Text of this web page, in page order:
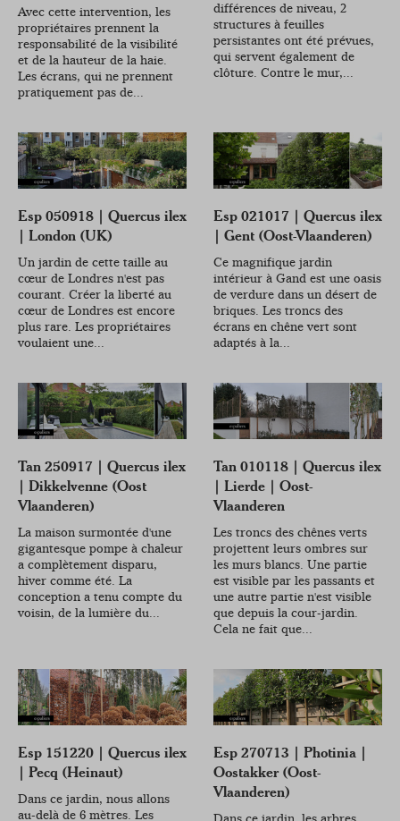
Avec cette intervention, les
propriétaires prennent la
responsabilité de la visibilité
et de la hauteur de la haie.
Les écrans, qui ne prennent
pratiquement pas de...
différences de niveau, 2
structures à feuilles
persistantes ont été prévues,
qui servent également de
clôture. Contre le mur,...
Esp 050918 | Quercus ilex
| London (UK)
Un jardin de cette taille au
cœur de Londres n'est pas
courant. Créer la liberté au
cœur de Londres est encore
plus rare. Les propriétaires
voulaient une...
Esp 021017 | Quercus ilex
| Gent (Oost-Vlaanderen)
Ce magnifique jardin
intérieur à Gand est une oasis
de verdure dans un désert de
briques. Les troncs des
écrans en chêne vert sont
adaptés à la...
Tan 250917 | Quercus ilex
| Dikkelvenne (Oost
Vlaanderen)
La maison surmontée d'une
gigantesque pompe à chaleur
a complètement disparu,
hiver comme été. La
conception a tenu compte du
voisin, de la lumière du...
Tan 010118 | Quercus ilex
| Lierde | Oost-
Vlaanderen
Les troncs des chênes verts
projettent leurs ombres sur
les murs blancs. Une partie
est visible par les passants et
une autre partie n'est visible
que depuis la cour-jardin.
Cela ne fait que...
Esp 151220 | Quercus ilex
| Pecq (Heinaut)
Dans ce jardin, nous allons
au-delà de 6 mètres. Les
Esp 270713 | Photinia |
Oostakker (Oost-
Vlaanderen)